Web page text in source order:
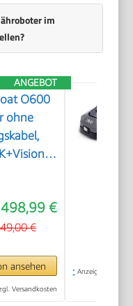
im
ANGEBOT
O600
ohne
498,99 €
€
ansehen
Versandkosten
* Anzeige